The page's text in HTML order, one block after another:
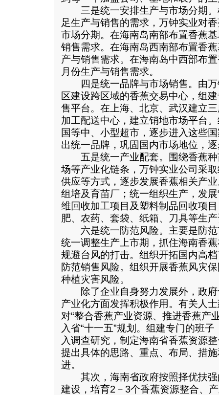
三是统一安排生产与市场分期。
足生产与销售的需求，万钟实业对
市场分期。在海南岛南部布置香蕉
销售需求。在海南岛西南部布置香
产与销售需求。在海南岛中西部布
月份生产与销售需求。
四是统一品牌与市场销售。由万
区建设跨区域的香蕉交易中心，组
售平台。在上海、北京、武汉建立
加工配送中心，建立销地市场平台
国等中、小型超市，逐步进入这些
出统一品牌，巩固国内市场地位，
五是统一产业配套。围绕香蕉种
场等产业化链条，万钟实业公司采
供应等方式，逐步发展香蕉相关产
组培及育苗厂；统一组织生产，发
维回收加工项目及塑料制品回收项
肥、农药、套袋、纸箱、刀具等生
六是统一防范风险。主要是防范
统一调整生产上市期，抓住海南香
规避台风的打击。组织开拓国内高
防范销售风险。组织开展香蕉风灾
种植灾害风险。
除了企业自身努力发展外，政府
产业化方面发挥积极作用。有关人
对“整合香蕉产业资源、推进香蕉产
入省“十一五”规划。组建专门的班
入调查研究，制定海南省香蕉资源
提出具体的思路、重点、布局、措
进。
其次，海南省政府按照择优扶强
建设，培育2－3个香蕉资源整合、